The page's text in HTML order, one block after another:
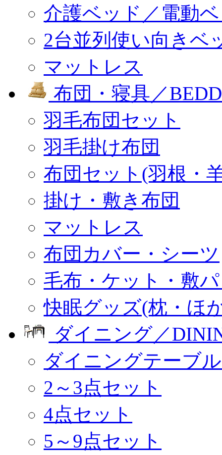
介護ベッド／電動
2台並列使い向きベ
マットレス
布団・寝具／
羽毛布団セット
羽毛掛け布団
布団セット(羽根・
掛け・敷き布団
マットレス
布団カバー・シーツ
毛布・ケット・敷
快眠グッズ(枕・ほ
ダイニング／
ダイニングテーブ
2～3点セット
4点セット
5～9点セット